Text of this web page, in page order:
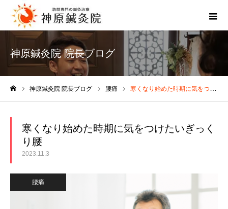
神原鍼灸院 院長ブログ
神原鍼灸院 院長ブログ 腰痛 寒くなり始めた時期に気をつけたいぎっくり腰
寒くなり始めた時期に気をつけたいぎっく
り腰
2023.11.3
腰痛